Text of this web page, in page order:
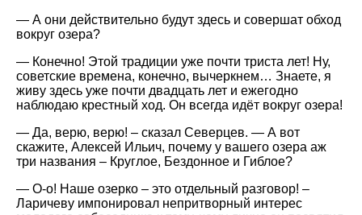
— А они действительно будут здесь и совершат обход
вокруг озера?
— Конечно! Этой традиции уже почти триста лет! Ну,
советские времена, конечно, вычеркнем… Знаете, я
живу здесь уже почти двадцать лет и ежегодно
наблюдаю крестный ход. Он всегда идёт вокруг озера!
— Да, верю, верю! – сказал Северцев. — А вот
скажите, Алексей Ильич, почему у вашего озера аж
три названия – Круглое, Бездонное и Гиблое?
— О-о! Наше озерко – это отдельный разговор! –
Ларичеву импонировал непритворный интерес